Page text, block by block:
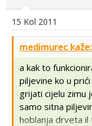
15 Kol 2011
medimurec kaže:
a kak to
piljevine ko u
grijati cijelu zimu
samo sitna
hoblanja drveta